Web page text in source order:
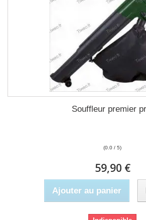
Souffleur premier
(0.0 / 5)
59,90 €
Ajouter au panier